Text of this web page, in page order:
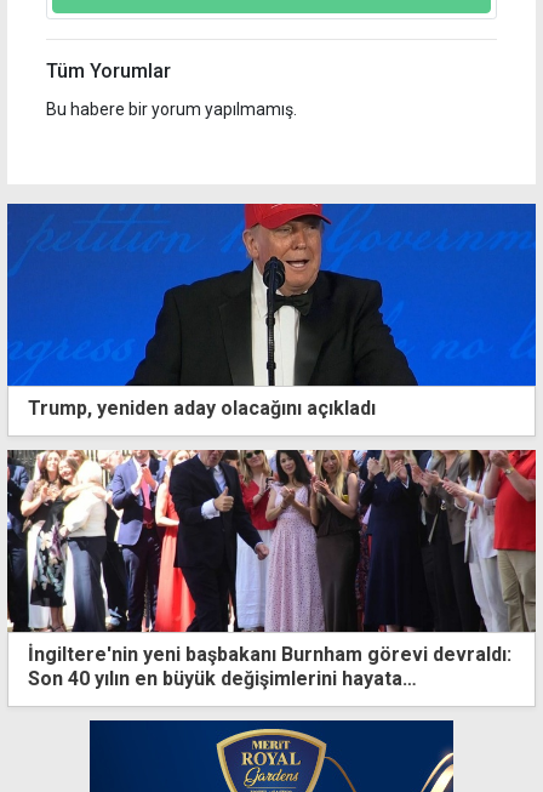
Tüm Yorumlar
Bu habere bir yorum yapılmamış.
Trump, yeniden aday olacağını açıkladı
İngiltere'nin yeni başbakanı Burnham görevi devraldı:
Son 40 yılın en büyük değişimlerini hayata
geçireceğiz